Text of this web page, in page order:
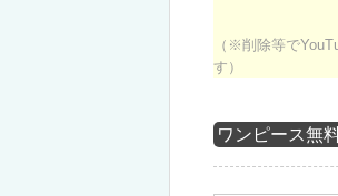
（※削除等で
す）
ワンピース無